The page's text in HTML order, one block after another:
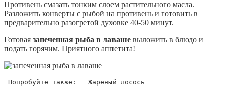
Противень смазать тонким слоем растительного масла.
Разложить конверты с рыбой на противень и готовить в
предварительно разогретой духовке 40-50 минут.
Готовая запеченная рыба в лаваше выложить в блюдо и
подать горячим. Приятного аппетита!
Попробуйте также:   Жареный лосось